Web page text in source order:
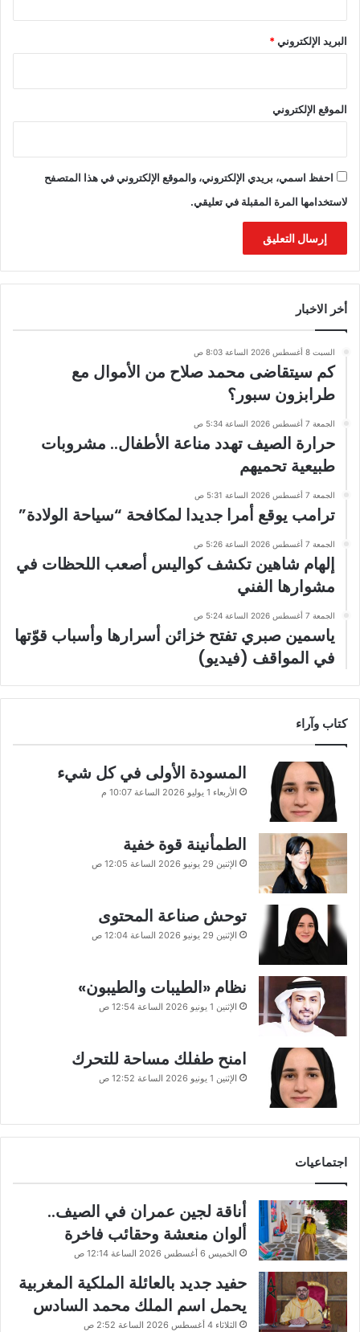
البريد الإلكتروني*
الموقع الإلكتروني
احفظ اسمي، بريدي الإلكتروني، والموقع الإلكتروني في هذا المتصفح
لاستخدامها المرة المقبلة في تعليقي.
أخر الاخبار
السبت 8 أغسطس 2026 الساعة 8:03 ص
كم سيتقاضى محمد صلاح من الأموال مع
طرابزون سبور؟
الجمعة 7 أغسطس 2026 الساعة 5:34 ص
حرارة الصيف تهدد مناعة الأطفال.. مشروبات
طبيعية تحميهم
الجمعة 7 أغسطس 2026 الساعة 5:31 ص
ترامب يوقع أمرا جديدا لمكافحة “سياحة الولادة”
الجمعة 7 أغسطس 2026 الساعة 5:26 ص
إلهام شاهين تكشف كواليس أصعب اللحظات في
مشوارها الفني
الجمعة 7 أغسطس 2026 الساعة 5:24 ص
ياسمين صبري تفتح خزائن أسرارها وأسباب قوّتها
في المواقف (فيديو)
كتاب وآراء
المسودة الأولى في كل شيء
الأربعاء 1 يوليو 2026 الساعة 10:07 م
الطمأنينة قوة خفية
الإثنين 29 يونيو 2026 الساعة 12:05 ص
توحش صناعة المحتوى
الإثنين 29 يونيو 2026 الساعة 12:04 ص
نظام «الطيبات والطيبون»
الإثنين 1 يونيو 2026 الساعة 12:54 ص
امنح طفلك مساحة للتحرك
الإثنين 1 يونيو 2026 الساعة 12:52 ص
اجتماعيات
أناقة لجين عمران في الصيف..
ألوان منعشة وحقائب فاخرة
الخميس 6 أغسطس 2026 الساعة 12:14 ص
حفيد جديد بالعائلة الملكية المغربية
يحمل اسم الملك محمد السادس
الثلاثاء 4 أغسطس 2026 الساعة 2:52 ص